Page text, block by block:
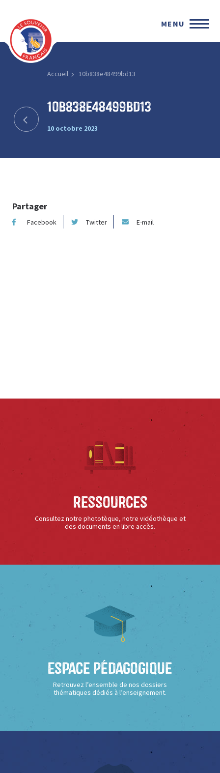
MENU
Accueil 10b838e48499bd13
10b838e48499bd13
10 octobre 2023
Partager
Facebook Twitter E-mail
Ressources
Consultez notre phototèque, notre vidéothèque et
des documents en libre accès.
Espace Pédagogique
Retrouvez l’ensemble de nos dossiers
thématiques dédiés à l’enseignement.